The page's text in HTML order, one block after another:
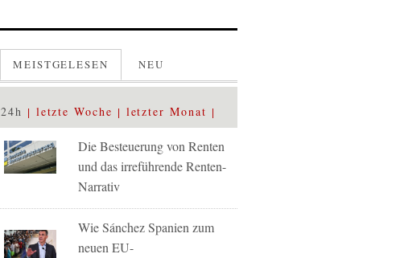
MEISTGELESEN NEU
24h letzte Woche letzter Monat
Die Besteuerung von Renten
und das irreführende Renten-
Narrativ
Wie Sánchez Spanien zum
neuen EU-